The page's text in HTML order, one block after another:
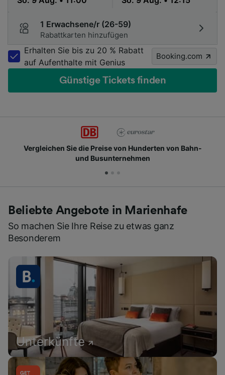
1 Erwachsene/r (26-59)
Rabattkarten hinzufügen
Erhalten Sie bis zu 20 % Rabatt
auf Aufenthalte mit Genius
Booking.com
Günstige Tickets finden
Vergleichen Sie die Preise von Hunderten von Bahn-
und Busunternehmen
Beliebte Angebote in Marienhafe
So machen Sie Ihre Reise zu etwas ganz
Besonderem
Unterkünfte